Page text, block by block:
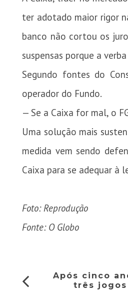
ter adotado maior rigor
banco não cortou os
suspensas porque a
Segundo fontes do
operador do Fundo.
— Se a Caixa for mal, o
Uma solução mais
medida vem sendo
Caixa para se adequar à
Foto: Reprodução
Fonte: O Globo
Após cinco
três